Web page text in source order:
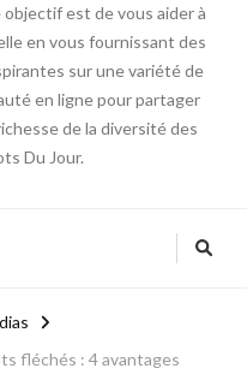
est de vous aider à
en vous fournissant des
sur une variété de
en ligne pour partager
de la diversité des
Du Jour.
fléchés : 4 avantages